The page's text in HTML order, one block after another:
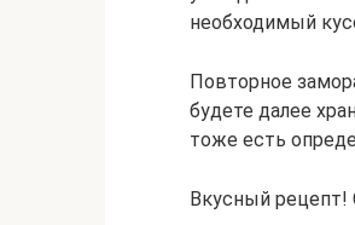
необходимый
Повторное
будете далее
тоже есть
Вкусный рецепт!